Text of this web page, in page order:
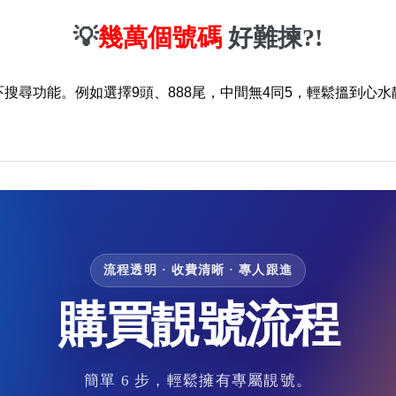
💡幾萬個號碼 好難揀?!
搜尋功能。例如選擇9頭、888尾，中間無4同5，輕鬆搵到心水
流程透明 · 收費清晰 · 專人跟進
購買靚號流程
簡單 6 步，輕鬆擁有專屬靚號。